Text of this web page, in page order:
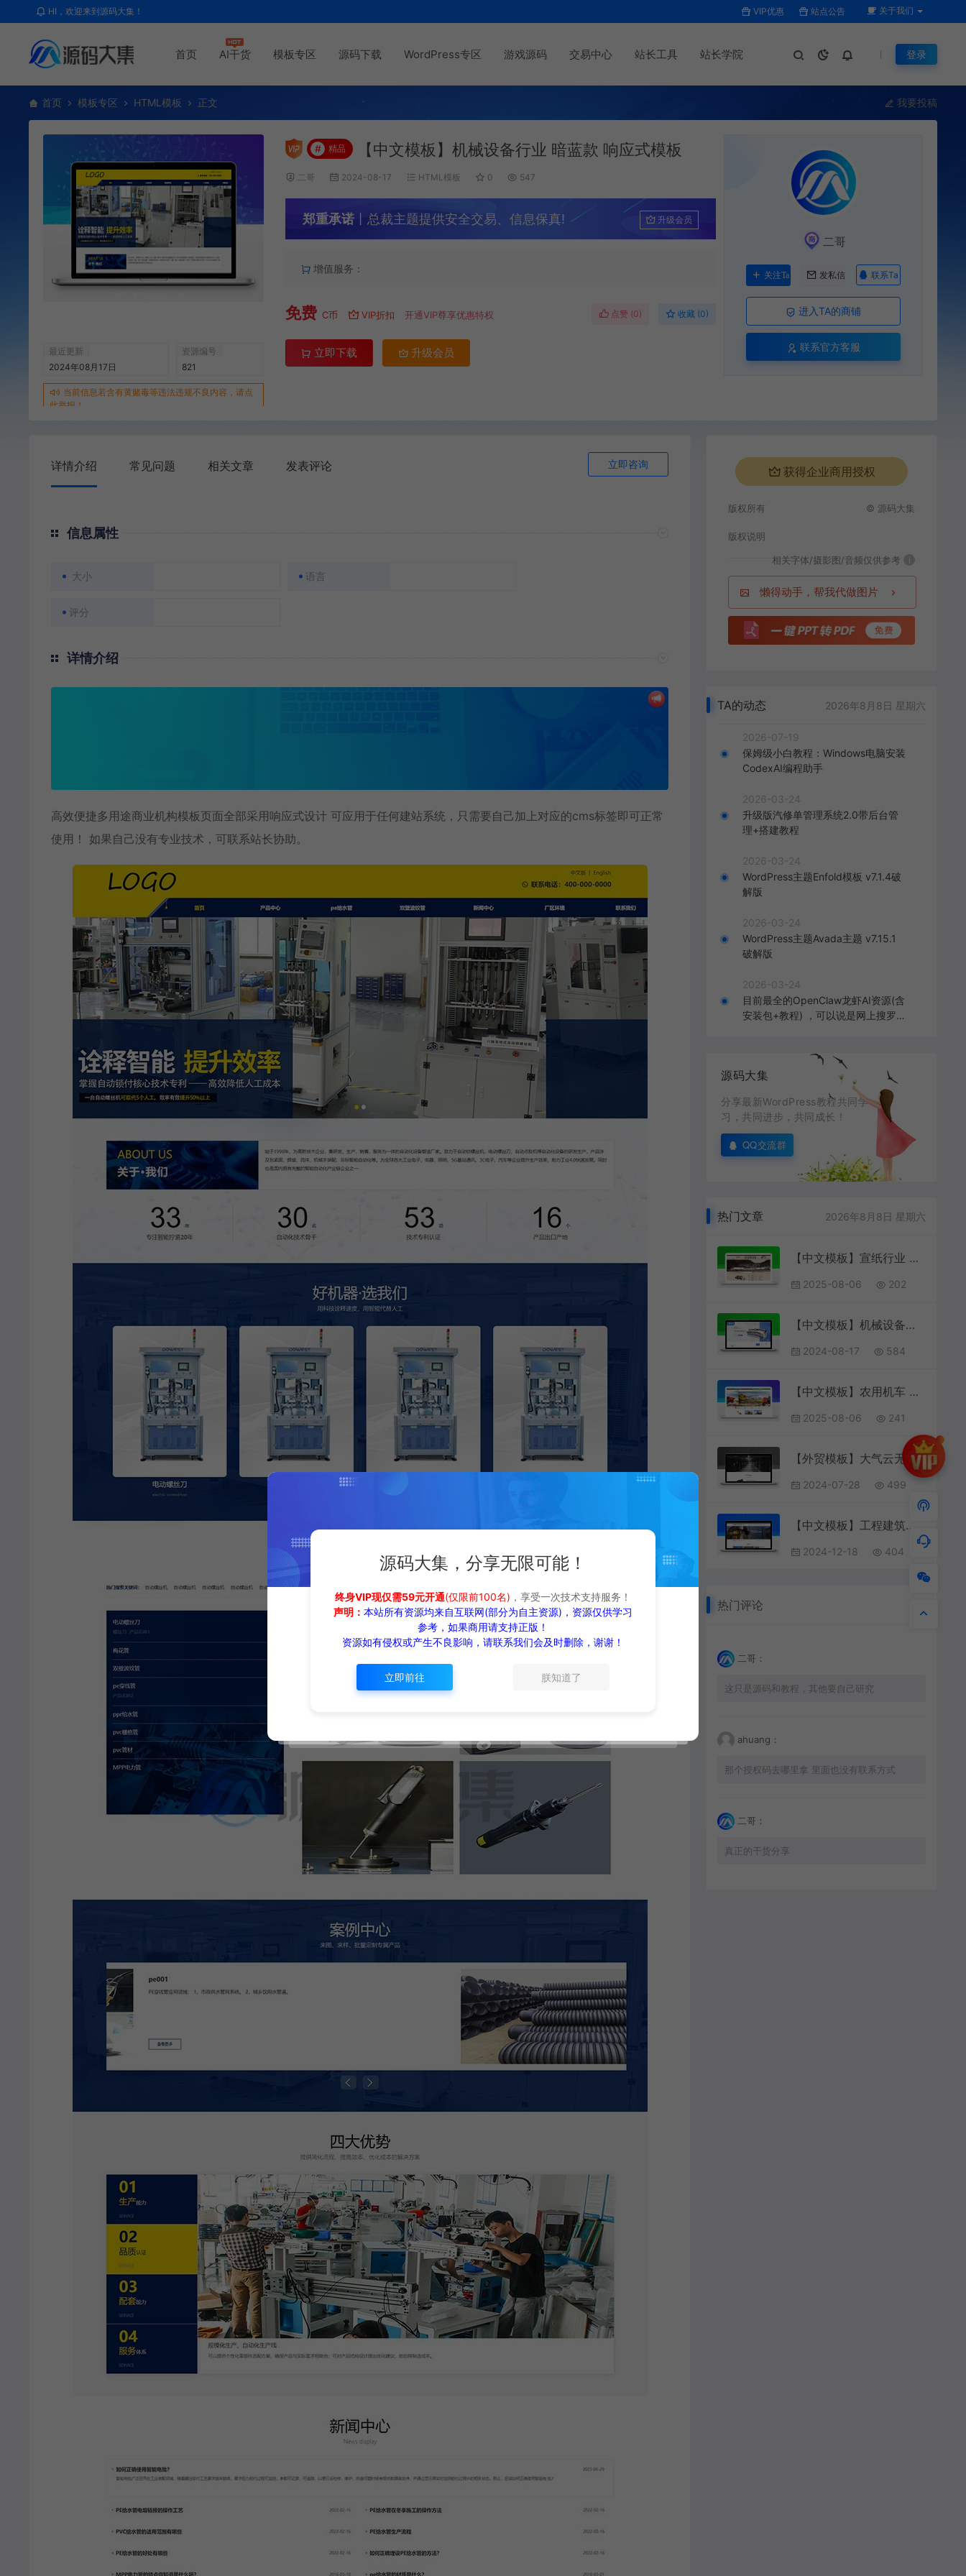
HI，欢迎来到源码大集！ VIP优惠 站点公告 关于我们
首页 AI干货 模板专区 源码下载 WordPress专区 游戏源码 交易中心 站长工具 站长学院 登录
首页 模板专区 HTML模板 正文 我要投稿
最近更新
2024年08月17日
资源编号
821
当前信息若含有黄赌毒等违法违规不良内容，请点
此举报！
# 精品 【中文模板】机械设备行业 暗蓝款 响应式模板
二哥 2024-08-17 HTML模板 0 547
郑重承诺 丨总裁主题提供安全交易、信息保真! 升级会员
增值服务：
免费 C币 VIP折扣 开通VIP尊享优惠特权 点赞 (0) 收藏 (0)
立即下载 升级会员
二哥
关注Ta 发私信 联系Ta
进入TA的商铺
联系官方客服
详情介绍 常见问题 相关文章 发表评论 立即咨询
信息属性
大小 语言
评分
详情介绍
高效便捷多用途商业机构模板页面全部采用响应式设计 可应用于任何建站系统，只需要自己加上对应的cms标签即可正常
使用！ 如果自己没有专业技术，可联系站长协助。
获得企业商用授权
版权所有 © 源码大集
版权说明
相关字体/摄影图/音频仅供参考 i
懒得动手，帮我代做图片
TA的动态 2026年8月8日 星期六
2026-07-19
保姆级小白教程：Windows电脑安装
CodexAI编程助手
2026-03-24
升级版汽修单管理系统2.0带后台管
理+搭建教程
2026-03-24
WordPress主题Enfold模板 v7.1.4破
解版
2026-03-24
WordPress主题Avada主题 v7.15.1
破解版
2026-03-24
目前最全的OpenClaw龙虾AI资源(含
安装包+教程) ，可以说是网上搜罗的
源码大集
分享最新WordPress教程共同学
习，共同进步，共同成长！
QQ交流群
热门文章 2026年8月8日 星期六
【中文模板】宣纸行业 经典款 响应式模板包含html+CSS+Js+字体文件全套
2025-08-06 202
【中文模板】机械设备（钣金箱柜生产厂家） 蓝色款 响应式模板
2024-08-17 584
【中文模板】农用机车 灰绿款 响应式模板包含html+CSS+Js+字体文件全套
2025-08-06 241
【外贸模板】大气云无限虚拟主机托管服务企业web网站模板 浅蓝款 响应式模板
2024-07-28 499
【中文模板】工程建筑基建网站 湛蓝款 电脑端+移动端模板
2024-12-18 404
热门评论
二哥：
这只是源码和教程，其他要自己研究
ahuang：
那个授权码去哪里拿 里面也没有联系方式
二哥：
真正的干货分享
源码大集，分享无限可能！
终身VIP现仅需59元开通(仅限前100名) ，享受一次技术支持服务！
声明： 本站所有资源均来自互联网(部分为自主资源)，资源仅供学习
参考，如果商用请支持正版！
资源如有侵权或产生不良影响，请联系我们会及时删除，谢谢！
立即前往 朕知道了